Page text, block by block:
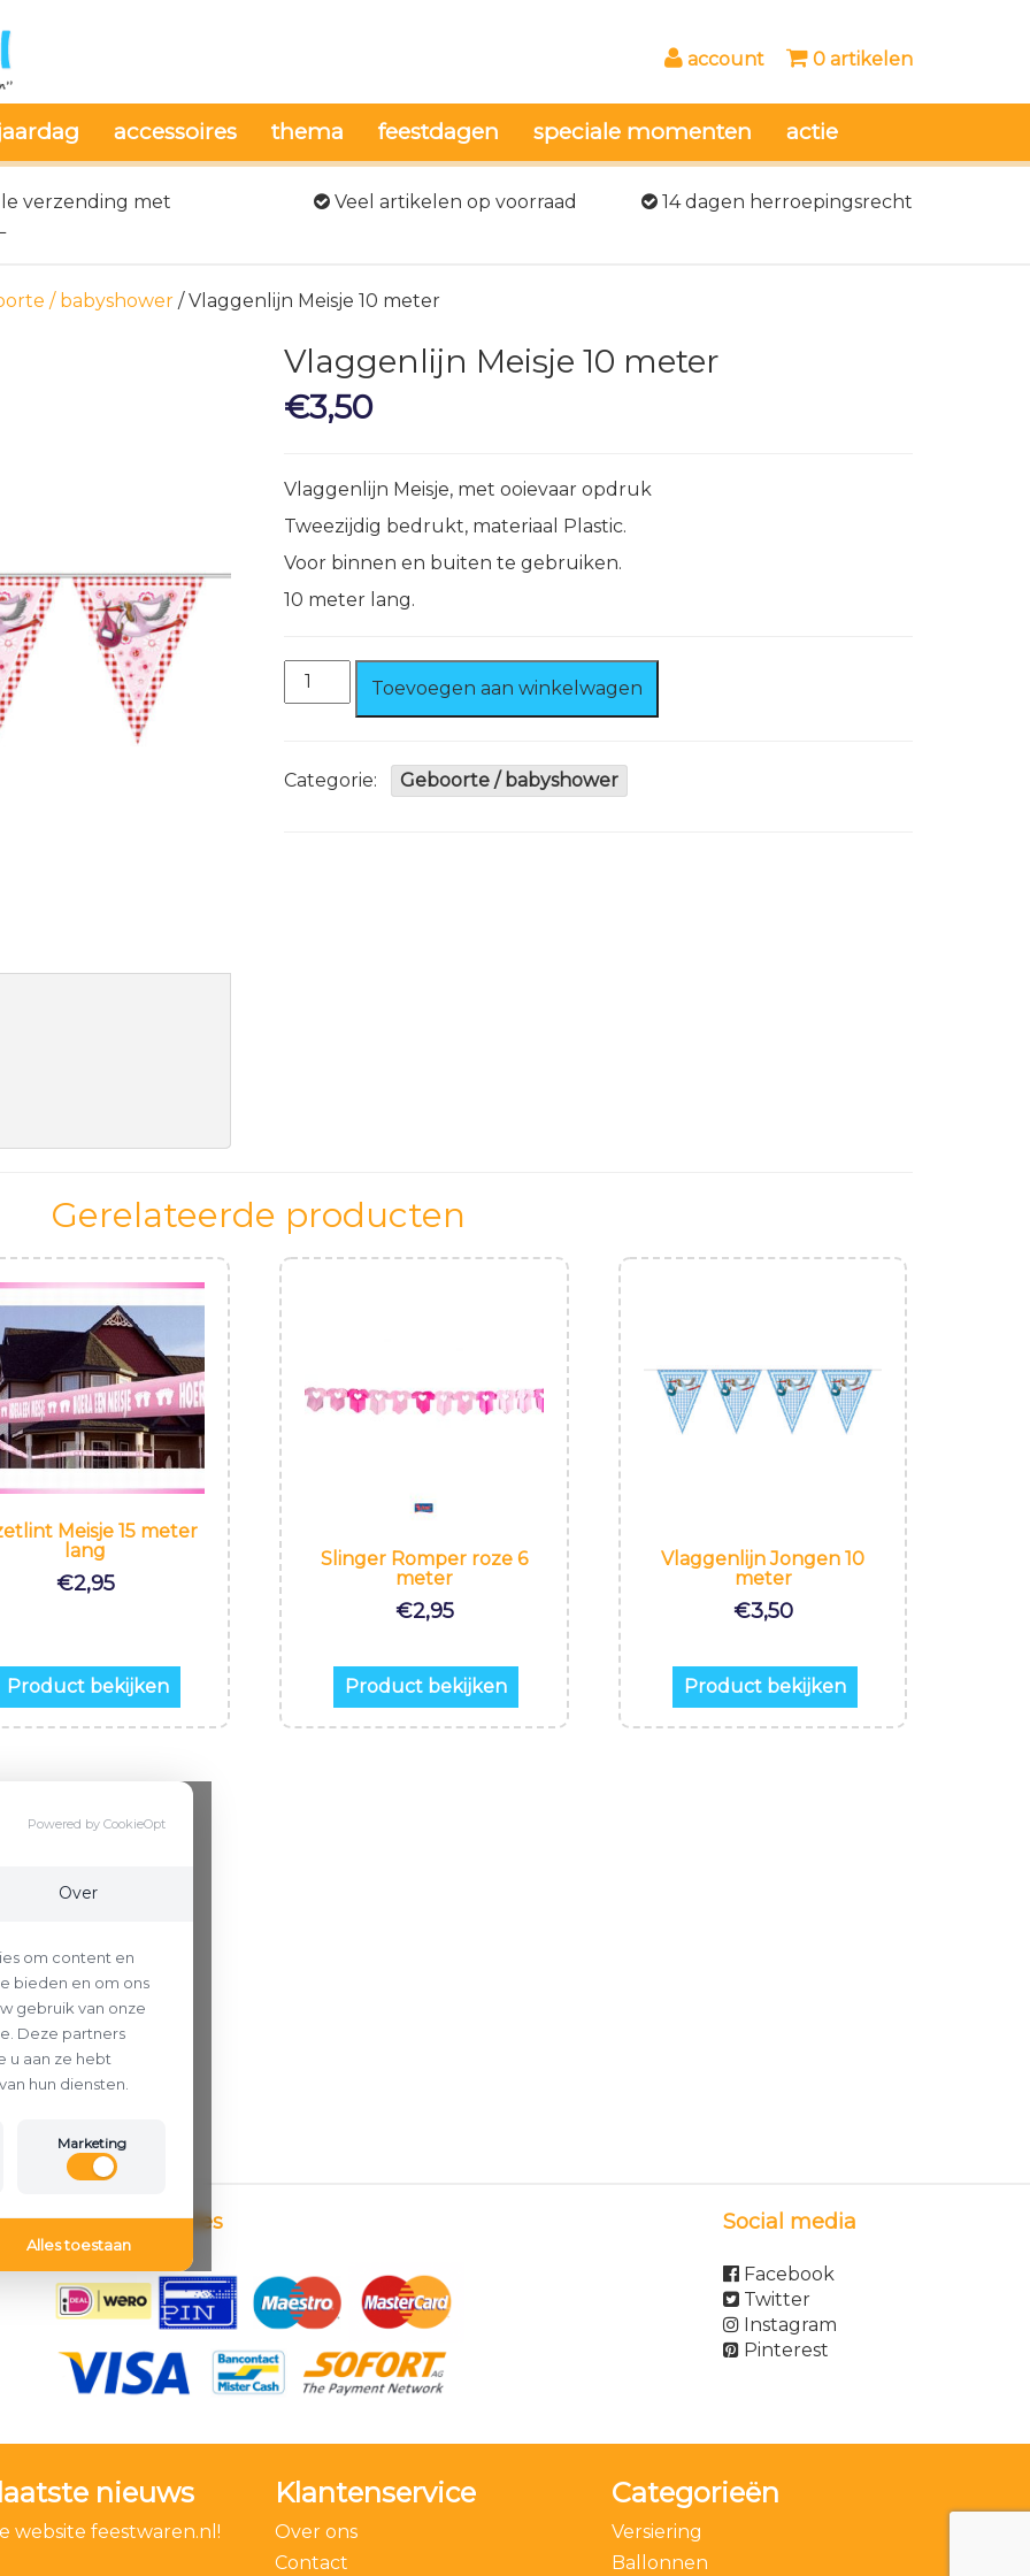
account 0 artikelen
accessoires thema feestdagen speciale momenten actie
verzending met
Veel artikelen op voorraad 14 dagen herroepingsrecht
/ babyshower / Vlaggenlijn Meisje 10 meter
Vlaggenlijn Meisje 10 meter
€3,50
Vlaggenlijn Meisje, met ooievaar opdruk
Tweezijdig bedrukt, materiaal Plastic.
Voor binnen en buiten te gebruiken.
10 meter lang.
Vlaggenlijn
aantal
Toevoegen aan winkelwagen
Categorie: Geboorte / babyshower
Gerelateerde producten
Meisje 15 meter
lang
€2,95
Product bekijken
Slinger Romper roze 6
meter
€2,95
Product bekijken
Vlaggenlijn Jongen 10
meter
€3,50
Product bekijken
Betaalmethodes Social media
Facebook
Twitter
Instagram
Pinterest
nieuws
website feestwaren.nl!
Klantenservice
Over ons
Contact
Categorieën
Versiering
Ballonnen
Powered by CookieOpt
Over
om content en
bieden en om ons
gebruik van onze
Deze partners
u aan ze hebt
hun diensten.
Marketing
Alles toestaan